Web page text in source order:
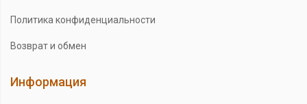
Политика конфиденциальности
Возврат и обмен
Информация